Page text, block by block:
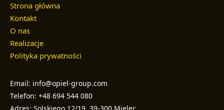
Strona główna
Kontakt
O nas
Realizacje
Polityka prywatności
Email: info@opiel-group.com
Telefon: +48 694 544 080